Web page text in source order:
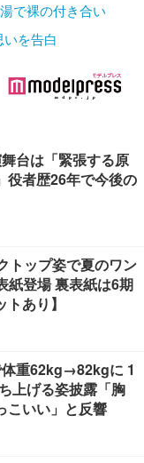
で裸の付き合い
を告白
台は「緊張する原
役者歴26年で今後の
トップ姿で夏のワン
紙登場 裏表紙は6期
あり】
重62kg→82kgに 1
上げる姿披露「胸
こいい」と反響